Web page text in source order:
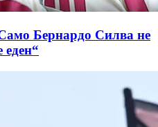
Бернардо Силва не
еден“